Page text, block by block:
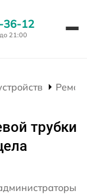
36-12
21:00
трубки